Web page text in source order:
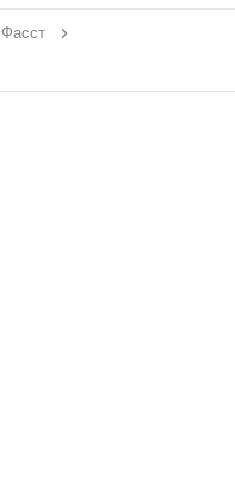
Фасст